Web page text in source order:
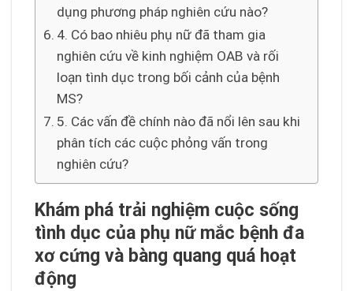
dụng phương pháp nghiên cứu nào?
4. Có bao nhiêu phụ nữ đã tham gia
nghiên cứu về kinh nghiệm OAB và rối
loạn tình dục trong bối cảnh của bệnh
MS?
5. Các vấn đề chính nào đã nổi lên sau khi
phân tích các cuộc phỏng vấn trong
nghiên cứu?
Khám phá trải nghiệm cuộc sống
tình dục của phụ nữ mắc bệnh đa
xơ cứng và bàng quang quá hoạt
động